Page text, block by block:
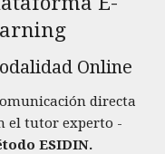
Online
directa
el tutor experto -
ESIDIN.